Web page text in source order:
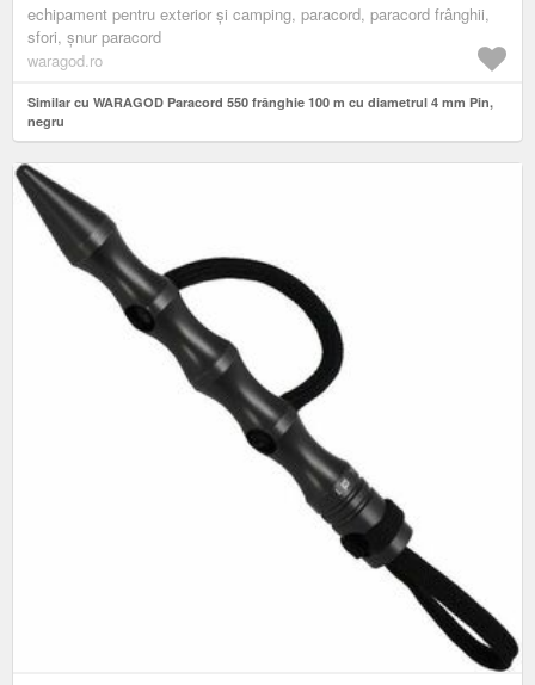
echipament pentru exterior și camping, paracord, paracord frânghii,
sfori, șnur paracord
waragod.ro
Similar cu WARAGOD Paracord 550 frânghie 100 m cu diametrul 4 mm Pin,
negru